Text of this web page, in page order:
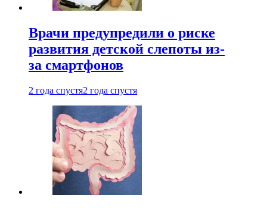
Врачи предупредили о риске
развития детской слепоты из-
за смартфонов
2 года спустя2 года спустя